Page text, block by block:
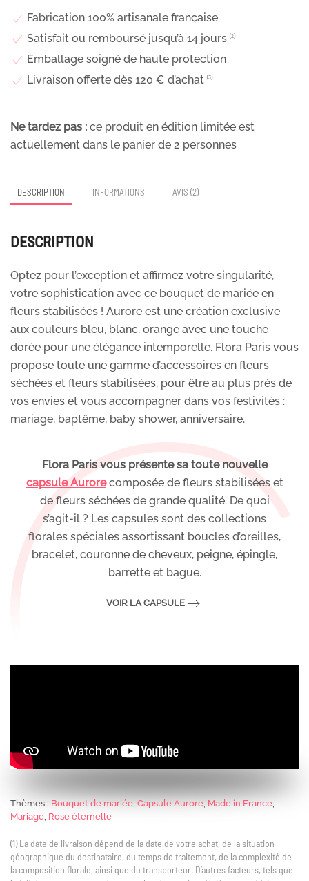
Aurore
Fabrication 100% artisanale française
Satisfait ou remboursé jusqu’à 14 jours ⁽²⁾
Emballage soigné de haute protection
Livraison offerte dès 120 € d’achat ⁽³⁾
Ne tardez pas : ce produit en édition limitée est
actuellement dans le panier de 2 personnes
DESCRIPTION INFORMATIONS AVIS (2)
DESCRIPTION
Optez pour l’exception et affirmez votre singularité,
votre sophistication avec ce bouquet de mariée en
fleurs stabilisées ! Aurore est une création exclusive
aux couleurs bleu, blanc, orange avec une touche
dorée pour une élégance intemporelle. Flora Paris vous
propose toute une gamme d’accessoires en fleurs
séchées et fleurs stabilisées, pour être au plus près de
vos envies et vous accompagner dans vos festivités :
mariage, baptême, baby shower, anniversaire.
Flora Paris vous présente sa toute nouvelle
capsule Aurorecomposée de fleurs stabilisées et
de fleurs séchées de grande qualité. De quoi
s’agit-il ? Les capsules sont des collections
florales spéciales assortissant boucles d’oreilles,
bracelet, couronne de cheveux, peigne, épingle,
barrette et bague.
VOIR LA CAPSULE
Thèmes : Bouquet de mariée, Capsule Aurore, Made in France,
Mariage, Rose éternelle
(1) La date de livraison dépend de la date de votre achat, de la situation
géographique du destinataire, du temps de traitement, de la complexité de
la composition florale, ainsi que du transporteur. D’autres facteurs, tels que